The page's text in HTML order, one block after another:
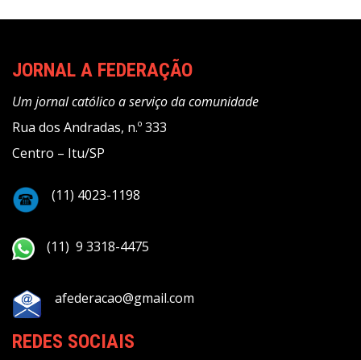
JORNAL A FEDERAÇÃO
Um jornal católico a serviço da comunidade
Rua dos Andradas, n.º 333
Centro – Itu/SP
(11) 4023-1198
(11) 9 3318-4475
afederacao@gmail.com
REDES SOCIAIS